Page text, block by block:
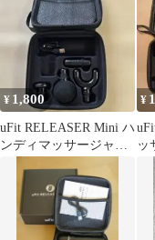
¥ 1,800
uFit RELEASER Mini ハ
ンディマッサージャ
¥
ッ